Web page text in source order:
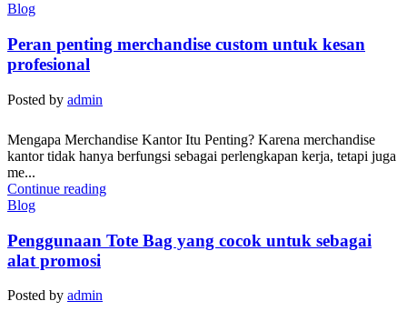
Blog
Peran penting merchandise custom untuk kesan
profesional
Posted by admin
Mengapa Merchandise Kantor Itu Penting? Karena merchandise
kantor tidak hanya berfungsi sebagai perlengkapan kerja, tetapi juga
me...
Continue reading
Blog
Penggunaan Tote Bag yang cocok untuk sebagai
alat promosi
Posted by admin